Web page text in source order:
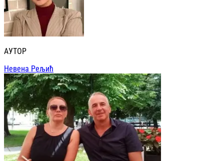
АУТОР
Невена Рељић